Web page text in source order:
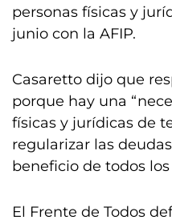
personas físicas y
junio con la AFIP.
Casaretto dijo que
porque hay una
físicas y jurídicas de
regularizar las
beneficio de todos
El Frente de Todos